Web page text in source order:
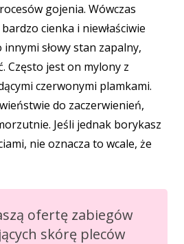
gojenia. Wówczas
cienka i niewłaściwie
słowy stan zapalny,
Często jest on mylony z
czerwonymi plamkami.
do zaczerwienień,
Jeśli jednak borykasz
nie oznacza to wcale, że
ofertę zabiegów
skórę pleców